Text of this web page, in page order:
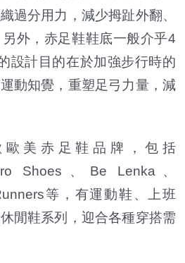
過分用力，減少拇趾外翻、
外，赤足鞋鞋底一般介乎4
設計目的在於加強步行時的
動知覺，重塑足弓力量，減
美赤足鞋品牌，包括
Shoes、Be Lenka、
等，有運動鞋、上班
閒鞋系列，迎合各種穿搭需